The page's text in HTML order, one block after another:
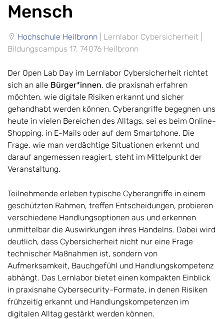
Mensch
Hochschule Heilbronn Lernlabor Cybersicherheit
Bildungscampus 17, 74076 Heilbronn​
Der Open Lab Day im Lernlabor Cybersicherheit richtet
sich an alle Bürger*innen, die praxisnah erfahren
möchten, wie digitale Risiken erkannt und sicher
gehandhabt werden können. Cyberangriffe begegnen uns
heute in vielen Bereichen des Alltags, sei es beim Online-
Shopping, in E-Mails oder auf dem Smartphone. Die
Frage, wie man verdächtige Situationen erkennt und
darauf angemessen reagiert, steht im Mittelpunkt der
Veranstaltung.
Teilnehmende erleben typische Cyberangriffe in einem
geschützten Rahmen, treffen Entscheidungen, probieren
verschiedene Handlungsoptionen aus und erkennen
unmittelbar die Auswirkungen ihres Handelns. Dabei wird
deutlich, dass Cybersicherheit nicht nur eine Frage
technischer Maßnahmen ist, sondern von
Aufmerksamkeit, Bauchgefühl und Handlungskompetenz
abhängt. Das Lernlabor bietet einen kompakten Einblick
in praxisnahe Cybersecurity-Formate, in denen Risiken
frühzeitig erkannt und Handlungskompetenzen im
digitalen Alltag gestärkt werden können.